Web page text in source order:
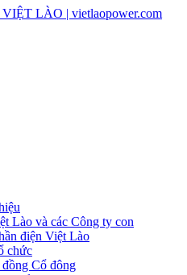
Lào và các Công ty con
điện Việt Lào
chức
Cổ đông